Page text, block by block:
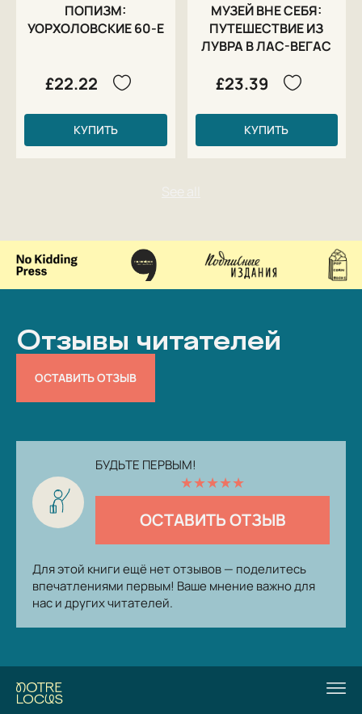
ПОПИЗМ:
УОРХОЛОВСКИЕ 60-Е
£22.22
КУПИТЬ
МУЗЕЙ ВНЕ СЕБЯ:
ПУТЕШЕСТВИЕ ИЗ
ЛУВРА В ЛАС-ВЕГАС
£23.39
КУПИТЬ
Отзывы читателей
ОСТАВИТЬ ОТЗЫВ
БУДЬТЕ ПЕРВЫМ!
★★★★★
ОСТАВИТЬ ОТЗЫВ
Для этой книги ещё нет отзывов — поделитесь
впечатлениями первым! Ваше мнение важно для
нас и других читателей.